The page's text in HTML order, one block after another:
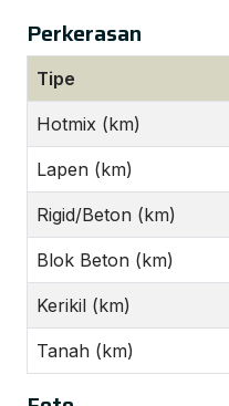
Perkerasan
Tipe
Hotmix (km)
Lapen (km)
Rigid/Beton (km)
Blok Beton (km)
Kerikil (km)
Tanah (km)